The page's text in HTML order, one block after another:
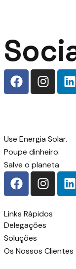
Use Energia Solar.
Poupe dinheiro.
Salve o planeta
Links Rápidos
Delegações
Soluções
Os Nossos Clientes